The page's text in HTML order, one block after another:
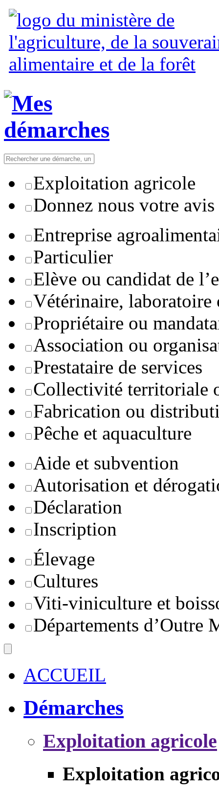
Exploitation agricole
Donnez nous votre avis
Entreprise
Particulier
Elève ou candidat de
Vétérinaire, laboratoire
Propriétaire ou
Association ou
Prestataire de services
Collectivité territoriale
Fabrication ou
Pêche et aquaculture
Aide et subvention
Autorisation et
Déclaration
Inscription
Élevage
Cultures
Viti-viniculture et
Départements d’Outre
ACCUEIL
Démarches
Exploitation agricole
Exploitation